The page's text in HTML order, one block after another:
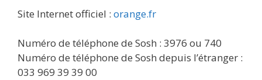
Site Internet officiel : orange.fr
Numéro de téléphone de Sosh : 3976 ou 740
Numéro de téléphone de Sosh depuis l’étranger :
033 969 39 39 00